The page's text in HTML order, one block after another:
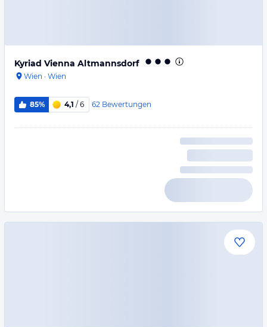
Kyriad Vienna Altmannsdorf
Wien · Wien
85% 4,1 / 6 62 Bewertungen